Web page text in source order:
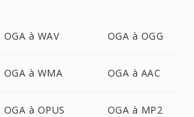
OGA à WAV OGA à OGG
OGA à WMA OGA à AAC
OGA à OPUS OGA à MP2